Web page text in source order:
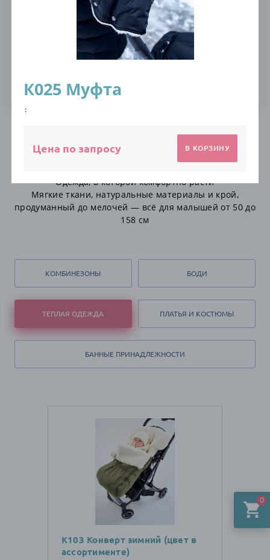
0
20 лет опыта
Натуральные
материалы
Одежда, в которой комфортно расти
Мягкие ткани, натуральные материалы и крой,
продуманный до мелочей — всё для малышей от 50 до
158 см
К025 Муфта
:
Цена по запросу В КОРЗИНУ
КОМБИНЕЗОНЫ БОДИ
ТЕПЛАЯ ОДЕЖДА ПЛАТЬЯ И КОСТЮМЫ
БАННЫЕ ПРИНАДЛЕЖНОСТИ
К103 Конверт зимний (цвет в
ассортименте)